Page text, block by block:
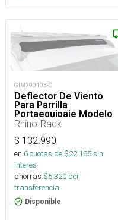
GIM290103-C
Deflector De Viento
Para Parrilla
Portaequipaje Modelo
Pioneer De 133 Cm
Rhino-Rack
$ 132.990
en 6cuotas de $22.165sin
interés
ahorras $5.320 por
transferencia.
Disponible